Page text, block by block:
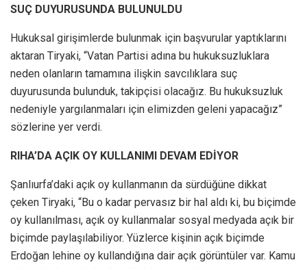
SUÇ DUYURUSUNDA BULUNULDU
Hukuksal girişimlerde bulunmak için başvurular yaptıklarını
aktaran Tiryaki, “Vatan Partisi adına bu hukuksuzluklara
neden olanların tamamına ilişkin savcılıklara suç
duyurusunda bulunduk, takipçisi olacağız. Bu hukuksuzluk
nedeniyle yargılanmaları için elimizden geleni yapacağız”
sözlerine yer verdi.
RIHA’DA AÇIK OY KULLANIMI DEVAM EDİYOR
Şanlıurfa’daki açık oy kullanmanın da sürdüğüne dikkat
çeken Tiryaki, “Bu o kadar pervasız bir hal aldı ki, bu biçimde
oy kullanılması, açık oy kullanmalar sosyal medyada açık bir
biçimde paylaşılabiliyor. Yüzlerce kişinin açık biçimde
Erdoğan lehine oy kullandığına dair açık görüntüler var. Kamu